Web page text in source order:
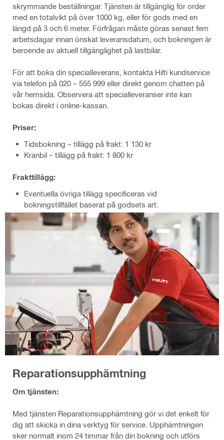
skrymmande beställningar. Tjänsten är tillgänglig för order
med en totalvikt på över 1000 kg, eller för gods med en
längd på 3 och 6 meter. Förfrågan måste göras senast fem
arbetsdagar innan önskat leveransdatum, och bokningen är
beroende av aktuell tillgänglighet på lastbilar.
För att boka din specialleverans, kontakta Hilti kundservice
via telefon på 020 – 555 999 eller direkt genom chatten på
vår hemsida. Observera att specialleveranser inte kan
bokas direkt i online-kassan.
Priser:
Tidsbokning – tillägg på frakt: 1 130 kr
Kranbil – tillägg på frakt: 1 800 kr
Frakttillägg:
Eventuella övriga tillägg specificeras vid
bokningstillfället baserat på godsets art.
Reparationsupphämtning
Om tjänsten:
Med tjänsten Reparationsupphämtning gör vi det enkelt för
dig att skicka in dina verktyg för service. Upphämtningen
sker normalt inom 24 timmar från din bokning och utförs